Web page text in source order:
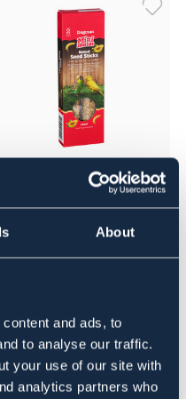
About
and ads, to
to analyse our traffic.
your use of our site with
analytics partners who
kr